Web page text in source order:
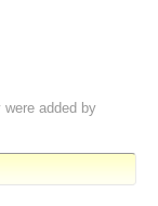
added by